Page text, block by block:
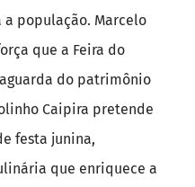
população. Marcelo
que a Feira do
do patrimônio
Caipira pretende
festa junina,
que enriquece a